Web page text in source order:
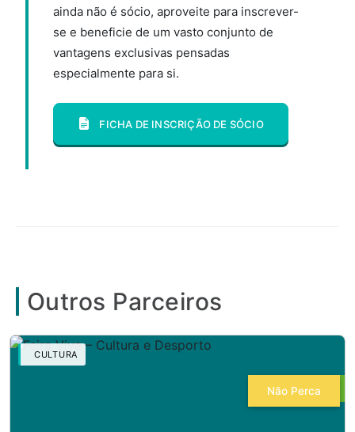
ainda não é sócio, aproveite para inscrever-
se e beneficie de um vasto conjunto de
vantagens exclusivas pensadas
especialmente para si.
FICHA DE INSCRIÇÃO DE SÓCIO
Outros Parceiros
Não Perca
CULTURA